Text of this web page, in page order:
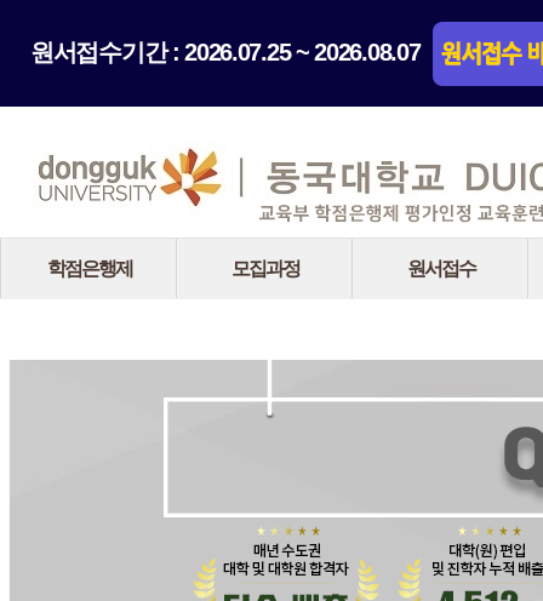
원서접수기간 : 2026.07.25 ~ 2026.08.07
학점은행제 모집과정 원서접수